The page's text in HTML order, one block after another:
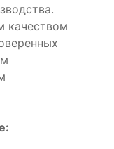
качеством